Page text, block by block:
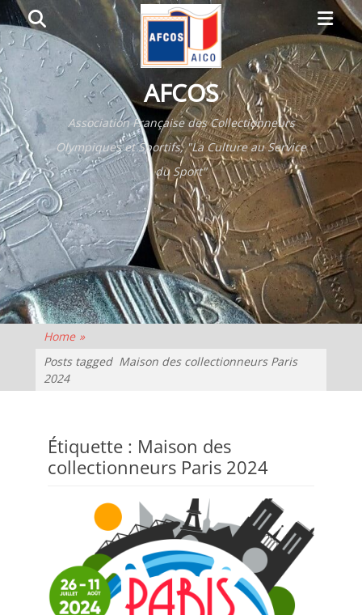
AFCOS
Association Française des Collectionneurs
Olympiques et Sportifs, "La Culture au Service
du Sport"
Menu
Search
Home »
Posts tagged Maison des collectionneurs Paris
2024
Étiquette : Maison des
collectionneurs Paris 2024